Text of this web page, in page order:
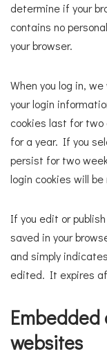
determine if your
contains no
your browser.
When you log in,
your login
cookies last for two
for a year. If you
persist for two
login cookies will be
If you edit or
saved in your
and simply
edited. It expires
websites